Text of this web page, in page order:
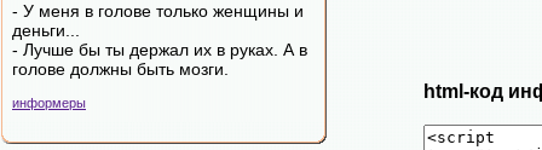
- У меня в голове только женщины и
деньги...
- Лучше бы ты держал их в руках. А в
голове должны быть мозги.
информеры
html-код